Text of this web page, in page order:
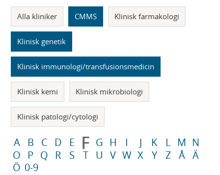
Alla kliniker CMMS Klinisk farmakologi
Klinisk genetik
Klinisk immunologi/transfusionsmedicin
Klinisk kemi Klinisk mikrobiologi
Klinisk patologi/cytologi
A B C D E F G H I J K L M N
O
P Q R S T U V W X Y Z Å Ä
Ö 0-9